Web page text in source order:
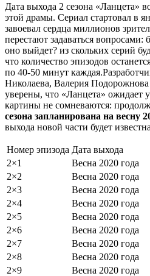
Дата выхода 2 сезона «Ланцета»
этой драмы. Сериал стартовал в
завоевал сердца миллионов
перестают задаваться вопросами:
оно выйдет? из скольких серий
что количество эпизодов
по 40-50 минут
Николаева, Валерия
уверены, что «Ланцета» ожидает
картины не сомневаются:
сезона запланирована на весну
выхода новой части будет
Номер эпизода Дата выхода
2×1
Весна 2020 года
2×2
Весна 2020 года
2×3
Весна 2020 года
2×4
Весна 2020 года
2×5
Весна 2020 года
2×6
Весна 2020 года
2×7
Весна 2020 года
2×8
Весна 2020 года
2×9
Весна 2020 года